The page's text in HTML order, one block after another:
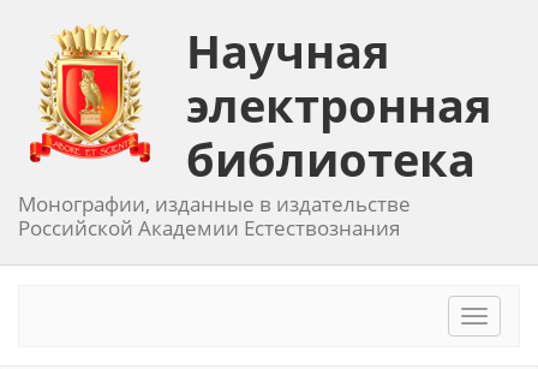
Научная
электронная
библиотека
Монографии, изданные в издательстве
Российской Академии Естествознания
Toggle